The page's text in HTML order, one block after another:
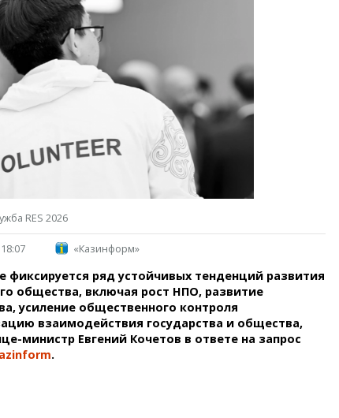
Погода
Караганда
Темиртау
Балхаш
Жезказган
Справочник
Расписание транспорта
Автобусные остановки
Каталог компаний
Купить шины, легко!
RES 2026
18:07 «Казинформ»
фиксируется ряд устойчивых тенденций развития
общества, включая рост НПО, развитие
усиление общественного контроля
взаимодействия государства и общества,
министр Евгений Кочетов в ответе на запрос
.